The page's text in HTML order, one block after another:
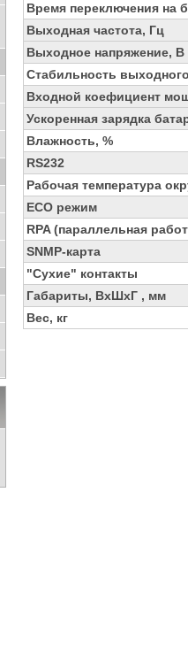
Время переключения на
Выходная частота, Гц
Выходное напряжение, В
Стабильность
Входной коефициент
Ускоренная зарядка
Влажность, %
RS232
Рабочая температура
ECO режим
RPA (параллельная
SNMP-карта
"Сухие" контакты
Габариты, ВхШхГ , мм
Вес, кг